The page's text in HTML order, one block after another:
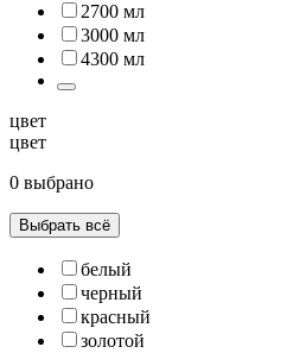
2700 мл
3000 мл
4300 мл
цвет
цвет
0 выбрано
Выбрать всё
белый
черный
красный
золотой